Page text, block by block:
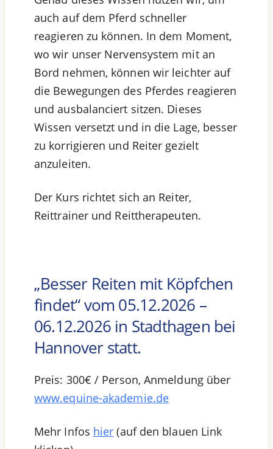
auch auf dem Pferd schneller
reagieren zu können. In dem Moment,
wo wir unser Nervensystem mit an
Bord nehmen, können wir leichter auf
die Bewegungen des Pferdes reagieren
und ausbalanciert sitzen. Dieses
Wissen versetzt und in die Lage, besser
zu korrigieren und Reiter gezielt
anzuleiten.
Der Kurs richtet sich an Reiter,
Reittrainer und Reittherapeuten.
„Besser Reiten mit Köpfchen
findet“ vom 05.12.2026 –
06.12.2026 in Stadthagen bei
Hannover statt.
Preis: 300€ / Person, Anmeldung über
www.equine-akademie.de
Mehr Infos hier (auf den blauen Link